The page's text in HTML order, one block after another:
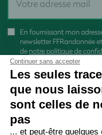
En fournissant mon
newsletter FFRandonnée
de notre politique de
Continuer sans accepter
Les seules
que nous
sont celles de
pas
... et peut-être quelques